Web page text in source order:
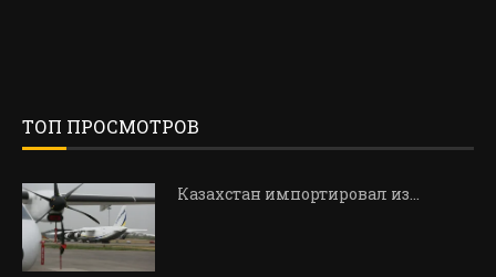
ТОП ПРОСМОТРОВ
Казахстан импортировал из…